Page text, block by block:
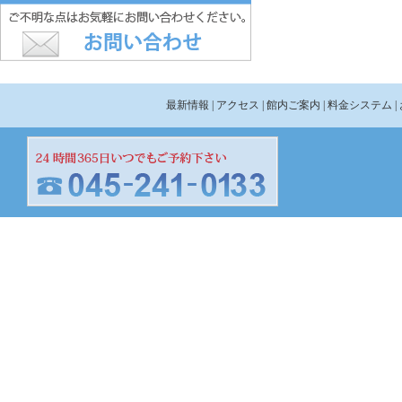
最新情報 | アクセス | 館内ご案内 | 料金システム